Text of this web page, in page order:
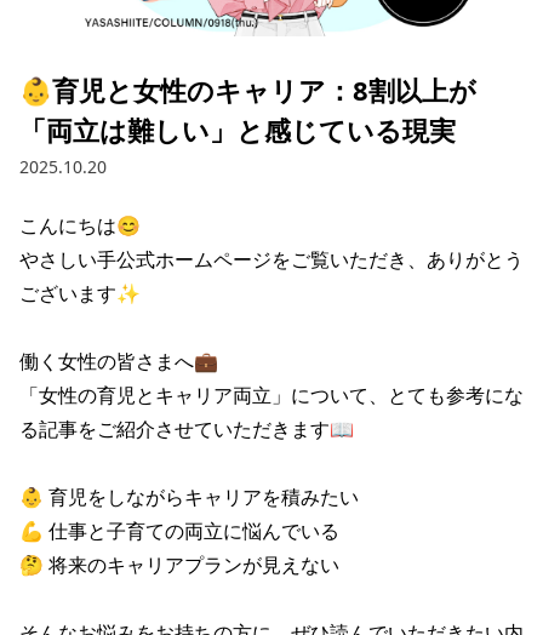
👶育児と女性のキャリア：8割以上が
「両立は難しい」と感じている現実
2025.10.20
こんにちは😊
やさしい手公式ホームページをご覧いただき、ありがとう
ございます✨
働く女性の皆さまへ💼
「女性の育児とキャリア両立」について、とても参考にな
る記事をご紹介させていただきます📖
👶 育児をしながらキャリアを積みたい
💪 仕事と子育ての両立に悩んでいる
🤔 将来のキャリアプランが見えない